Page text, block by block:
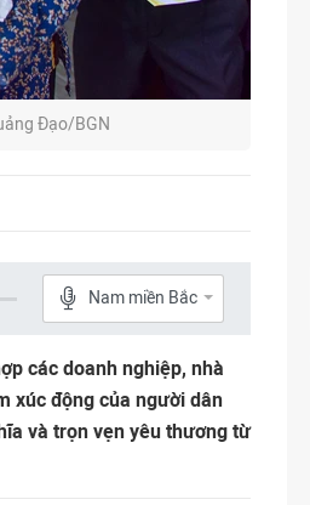
Đạo/BGN
Nam miền Bắc
các doanh nghiệp, nhà
xúc động của người dân
và trọn vẹn yêu thương từ